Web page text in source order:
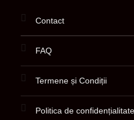
Contact
FAQ
Termene și Condiții
Politica de confidențialitate